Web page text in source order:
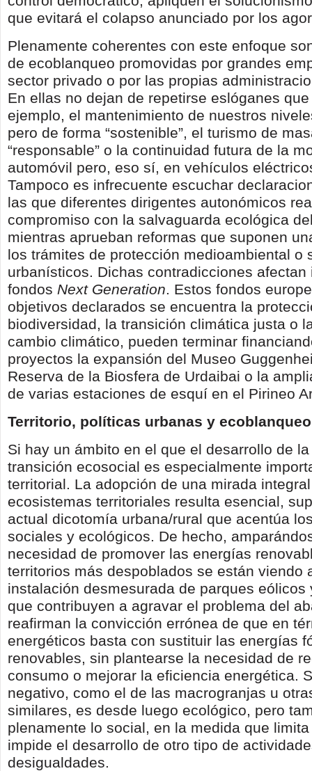
que evitará el colapso anunciado por los
Plenamente coherentes con este enfoque
de ecoblanqueo promovidas por grandes
sector privado o por las propias
En ellas no dejan de repetirse eslóganes
ejemplo, el mantenimiento de nuestros
pero de forma “sostenible”, el turismo de
“responsable” o la continuidad futura de la
automóvil pero, eso sí, en vehículos
Tampoco es infrecuente escuchar
las que diferentes dirigentes autonómicos
compromiso con la salvaguarda ecológica
mientras aprueban reformas que suponen
los trámites de protección medioambiental o
urbanísticos. Dichas contradicciones afectan
fondos Next Generation. Estos fondos
objetivos declarados se encuentra la
biodiversidad, la transición climática justa o
cambio climático, pueden terminar
proyectos la expansión del Museo
Reserva de la Biosfera de Urdaibai o la
de varias estaciones de esquí en el Pirineo
Territorio, políticas urbanas y ecoblanqueo
Si hay un ámbito en el que el desarrollo de
transición ecosocial es especialmente
territorial. La adopción de una mirada
ecosistemas territoriales resulta esencial,
actual dicotomía urbana/rural que acentúa
sociales y ecológicos. De hecho,
necesidad de promover las energías
territorios más despoblados se están viendo
instalación desmesurada de parques eólicos
que contribuyen a agravar el problema del
reafirman la convicción errónea de que en
energéticos basta con sustituir las energías
renovables, sin plantearse la necesidad de
consumo o mejorar la eficiencia energética.
negativo, como el de las macrogranjas u
similares, es desde luego ecológico, pero
plenamente lo social, en la medida que
impide el desarrollo de otro tipo de
desigualdades.